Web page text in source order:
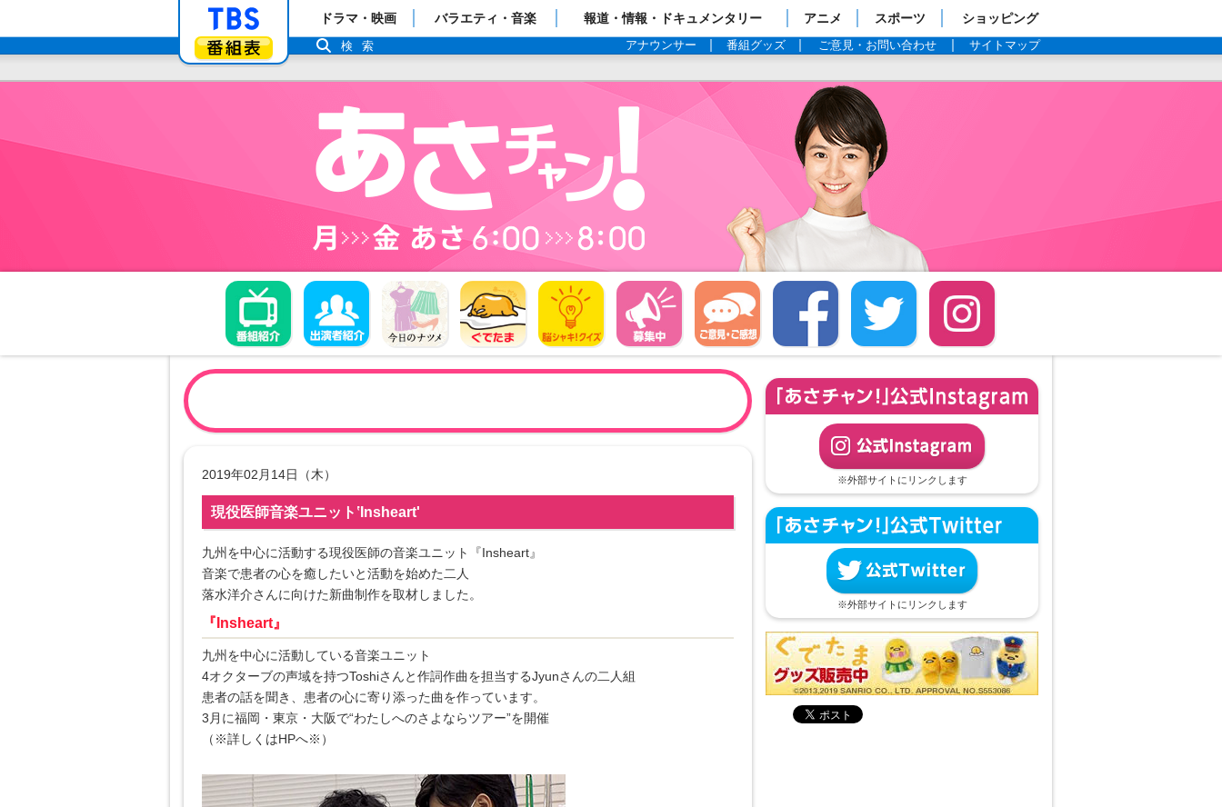
「TBSテレビ」トップページ
番組表
ドラマ・映画 バラエティ・音楽 報道・情報・ドキュメンタリー アニメ スポーツ ショッピング
アナウンサー 番組グッズ ご意見・お問い合わせ サイトマップ
検索
2019年02月14日（木）
現役医師音楽ユニット‛Insheart'
九州を中心に活動する現役医師の音楽ユニット『Insheart』
音楽で患者の心を癒したいと活動を始めた二人
落水洋介さんに向けた新曲制作を取材しました。
『Insheart』
九州を中心に活動している音楽ユニット
4オクターブの声域を持つToshiさんと作詞作曲を担当するJyunさんの二人組
患者の話を聞き、患者の心に寄り添った曲を作っています。
3月に福岡・東京・大阪で“わたしへのさよならツアー”を開催
（※詳しくはHPへ※）
※外部サイトにリンクします
※外部サイトにリンクします